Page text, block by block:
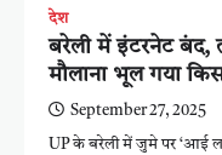
देश
बरेली में इंटरनेट बंद,
मौलाना भूल गया
September 27, 2025
UP के बरेली में जुमे पर ‘आई